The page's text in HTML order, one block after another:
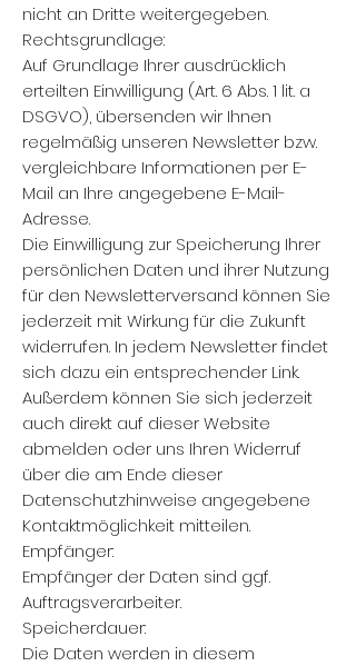
nicht an Dritte weitergegeben.
Rechtsgrundlage:
Auf Grundlage Ihrer ausdrücklich
erteilten Einwilligung (Art. 6 Abs. 1 lit. a
DSGVO), übersenden wir Ihnen
regelmäßig unseren Newsletter bzw.
vergleichbare Informationen per E-
Mail an Ihre angegebene E-Mail-
Adresse.
Die Einwilligung zur Speicherung Ihrer
persönlichen Daten und ihrer Nutzung
für den Newsletterversand können Sie
jederzeit mit Wirkung für die Zukunft
widerrufen. In jedem Newsletter findet
sich dazu ein entsprechender Link.
Außerdem können Sie sich jederzeit
auch direkt auf dieser Website
abmelden oder uns Ihren Widerruf
über die am Ende dieser
Datenschutzhinweise angegebene
Kontaktmöglichkeit mitteilen.
Empfänger:
Empfänger der Daten sind ggf.
Auftragsverarbeiter.
Speicherdauer:
Die Daten werden in diesem